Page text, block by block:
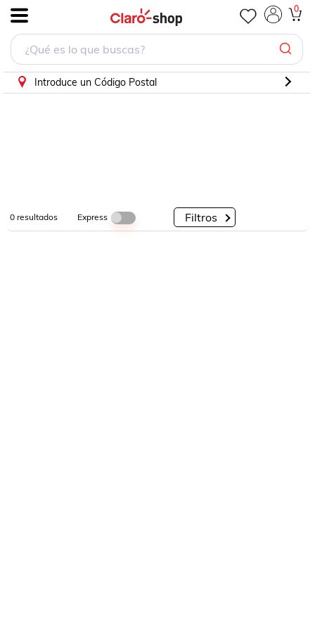
0
Introduce un Código Postal
0resultados Express Filtros
PorCategorías
PorMarcas
PorDescuento